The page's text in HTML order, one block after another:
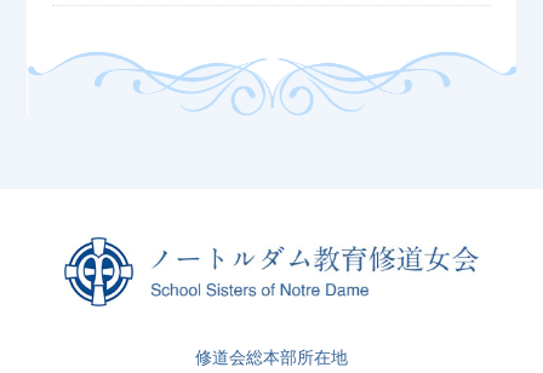
修道会総本部所在地